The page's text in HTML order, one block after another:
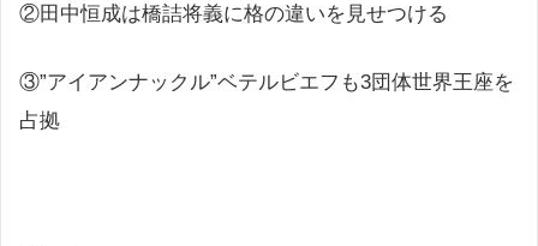
②田中恒成は橋詰将義に格の違いを見せつける
③”アイアンナックル”ベテルビエフも3団体世界王座を
占拠